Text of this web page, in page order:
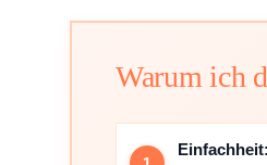
Warum ich
Einfachheit: